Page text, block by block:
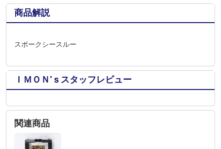
商品解説
スポークシースルー
ＩＭＯＮ’ｓスタッフレビュー
関連商品